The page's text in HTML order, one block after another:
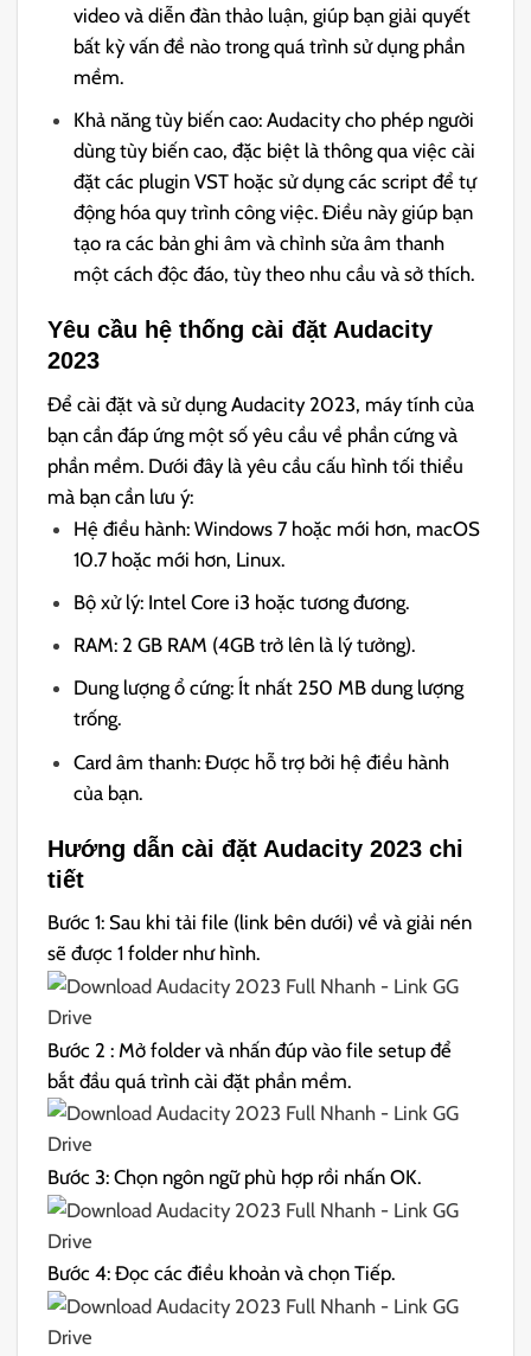
video và diễn đàn thảo luận, giúp bạn giải quyết
bất kỳ vấn đề nào trong quá trình sử dụng phần
mềm.
Khả năng tùy biến cao: Audacity cho phép người
dùng tùy biến cao, đặc biệt là thông qua việc cài
đặt các plugin VST hoặc sử dụng các script để tự
động hóa quy trình công việc. Điều này giúp bạn
tạo ra các bản ghi âm và chỉnh sửa âm thanh
một cách độc đáo, tùy theo nhu cầu và sở thích.
Yêu cầu hệ thống cài đặt Audacity
2023
Để cài đặt và sử dụng Audacity 2023, máy tính của
bạn cần đáp ứng một số yêu cầu về phần cứng và
phần mềm. Dưới đây là yêu cầu cấu hình tối thiểu
mà bạn cần lưu ý:
Hệ điều hành: Windows 7 hoặc mới hơn, macOS
10.7 hoặc mới hơn, Linux.
Bộ xử lý: Intel Core i3 hoặc tương đương.
RAM: 2 GB RAM (4GB trở lên là lý tưởng).
Dung lượng ổ cứng: Ít nhất 250 MB dung lượng
trống.
Card âm thanh: Được hỗ trợ bởi hệ điều hành
của bạn.
Hướng dẫn cài đặt Audacity 2023 chi
tiết
Bước 1: Sau khi tải file (link bên dưới) về và giải nén
sẽ được 1 folder như hình.
Bước 2 : Mở folder và nhấn đúp vào file setup để
bắt đầu quá trình cài đặt phần mềm.
Bước 3: Chọn ngôn ngữ phù hợp rồi nhấn OK.
Bước 4: Đọc các điều khoản và chọn Tiếp.